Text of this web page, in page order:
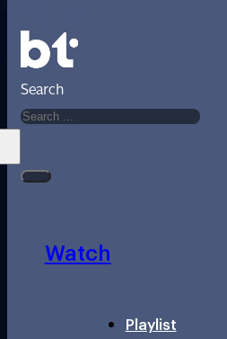
Search
Watch
Playlist